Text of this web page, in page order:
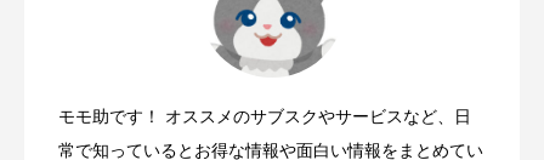
モモ助です！ オススメのサブスクやサービスなど、日
常で知っているとお得な情報や面白い情報をまとめてい